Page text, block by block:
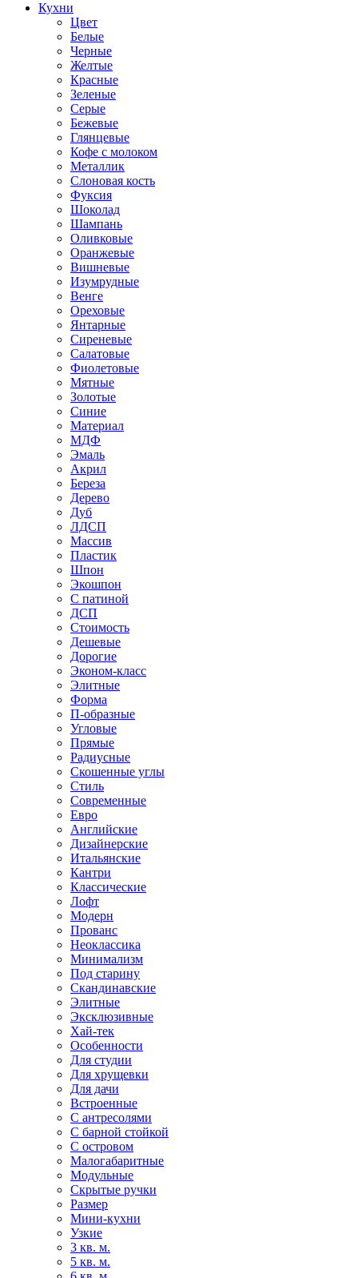
Кухни
Цвет
Белые
Черные
Желтые
Красные
Зеленые
Серые
Бежевые
Глянцевые
Кофе с молоком
Металлик
Слоновая кость
Фуксия
Шоколад
Шампань
Оливковые
Оранжевые
Вишневые
Изумрудные
Венге
Ореховые
Янтарные
Сиреневые
Салатовые
Фиолетовые
Мятные
Золотые
Синие
Материал
МДФ
Эмаль
Акрил
Береза
Дерево
Дуб
ЛДСП
Массив
Пластик
Шпон
Экошпон
С патиной
ДСП
Стоимость
Дешевые
Дорогие
Эконом-класс
Элитные
Форма
П-образные
Угловые
Прямые
Радиусные
Скошенные углы
Стиль
Современные
Евро
Английские
Дизайнерские
Итальянские
Кантри
Классические
Лофт
Модерн
Прованс
Неоклассика
Минимализм
Под старину
Скандинавские
Элитные
Эксклюзивные
Хай-тек
Особенности
Для студии
Для хрущевки
Для дачи
Встроенные
С антресолями
С барной стойкой
С островом
Малогабаритные
Модульные
Скрытые ручки
Размер
Мини-кухни
Узкие
3 кв. м.
5 кв. м.